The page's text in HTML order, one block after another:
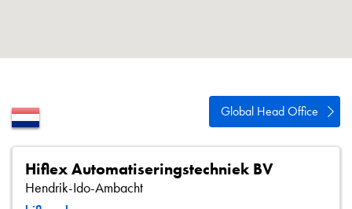
Global Head Office
Hiflex Automatiseringstechniek BV
Hendrik-Ido-Ambacht